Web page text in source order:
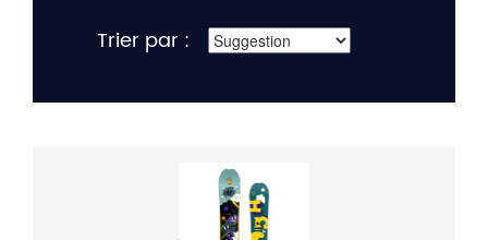
Trier par :